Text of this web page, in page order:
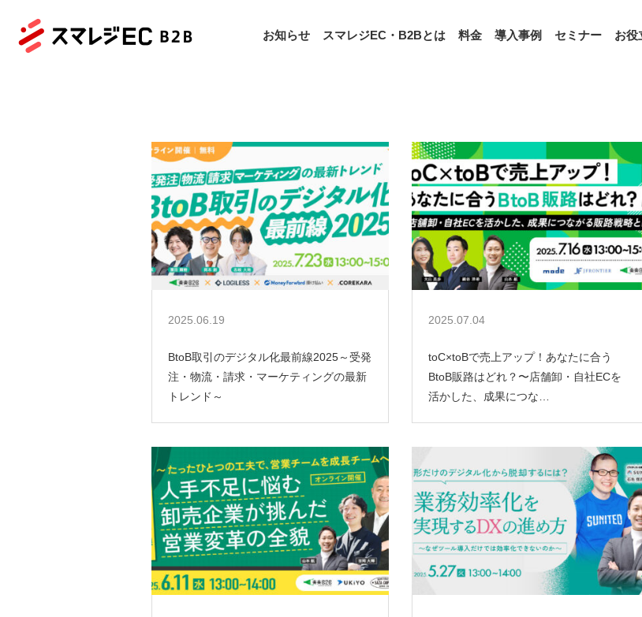
お知らせ スマレジEC・B2Bとは 料金 導入事例 セミナー お役
2025.06.19
BtoB取引のデジタル化最前線2025～受発
注・物流・請求・マーケティングの最新
トレンド～
2025.07.04
toC×toBで売上アップ！あなたに合う
BtoB販路はどれ？〜店舗卸・自社ECを
活かした、成果につな…